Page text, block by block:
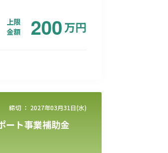
上限
金額
200万円
締切 ： 2027年03月31日(水)
ート事業補助金